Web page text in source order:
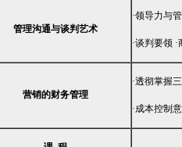
管理沟通与谈判艺术
·领导力与
·谈判要领
营销的财务管理
·透彻掌握
·成本控制